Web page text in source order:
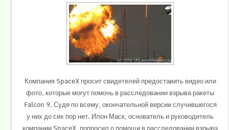
Компания SpaceX просит свидетелей предоставить видео или
фото, которые могут помочь в расследовании взрыва ракеты
Falcon 9. Судя по всему, окончательной версии случившегося
у них до сих пор нет. Илон Маск, основатель и руководитель